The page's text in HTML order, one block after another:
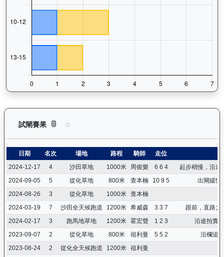
試閘賽果 萬事快（G416）— 試閘賽果紀錄：查看馬匹所
日期 名次 場地 路程 騎師 走位
2024-12-17
4 沙田草地 1000米 周俊樂 6 6 4
起步稍慢，沿途
2024-09-05
5 從化草地 800米 查本楠 10 9 5
出閘緩慢
2024-08-26
3 從化草地 1000米 查本楠
2024-03-19
7 沙田全天候跑道 1200米 希威森 3 3 7
跟前，直路大
2024-02-17
3 跑馬地草地 1200米 霍宏聲 1 2 3
沿途拍實
2023-09-07
2 從化草地 800米 祖利曼 5 5 2
沿欄追
2023-08-24
2 從化全天候跑道 1200米 祖利曼